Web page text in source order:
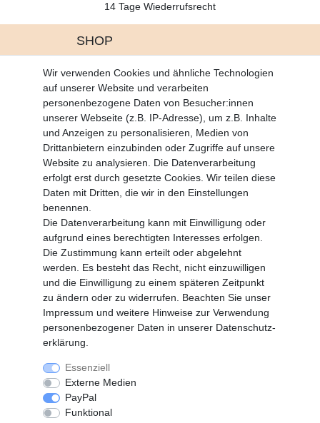
14 Tage Wiederrufsrecht
SHOP
Battrerie Gesetz
Fragen und Antworten
Zahlungsarten
MEIN KONTO
Altgeräte Verordnung
Login
Registrieren
Vertrag widerrufen
SERVICE
Info Material als PDF
Versand
Rückrufe
Galerie
Widerrufs­recht
Wir verwenden Cookies und ähnliche Technologien
auf unserer Website und verarbeiten
personenbezogene Daten von Besucher:innen
unserer Webseite (z.B. IP-Adresse), um z.B. Inhalte
und Anzeigen zu personalisieren, Medien von
Drittanbietern einzubinden oder Zugriffe auf unsere
Website zu analysieren. Die Datenverarbeitung
erfolgt erst durch gesetzte Cookies. Wir teilen diese
Daten mit Dritten, die wir in den Einstellungen
benennen.
Die Datenverarbeitung kann mit Einwilligung oder
aufgrund eines berechtigten Interesses erfolgen.
Die Zustimmung kann erteilt oder abgelehnt
werden. Es besteht das Recht, nicht einzuwilligen
und die Einwilligung zu einem späteren Zeitpunkt
zu ändern oder zu widerrufen. Beachten Sie unser
Impressum und weitere Hinweise zur Verwendung
personenbezogener Daten in unserer Daten­schutz­
erklärung
Essenziell
Externe Medien
PayPal
Funktional